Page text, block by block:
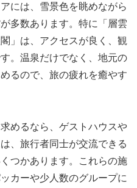
には、雪景色を眺めながら
多数あります。特に「層雲
」は、アクセスが良く、観
。温泉だけでなく、地元の
るので、旅の疲れを癒やす
めるなら、ゲストハウスや
、旅行者同士が交流できる
つかあります。これらの施
カーや少人数のグループに